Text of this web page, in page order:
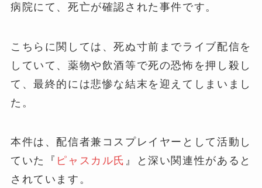
病院にて、死亡が確認された事件です。
こちらに関しては、死ぬ寸前までライブ配信を
していて、薬物や飲酒等で死の恐怖を押し殺し
て、最終的には悲惨な結末を迎えてしまいまし
た。
本件は、配信者兼コスプレイヤーとして活動し
ていた『 ピャスカル氏 』と深い関連性があると
されています。